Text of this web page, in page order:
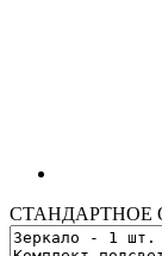
СТАНДАРТНОЕ